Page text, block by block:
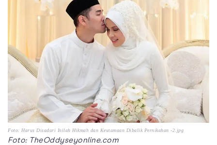
Foto: Harus Disadari Inilah Hikmah dan Keutamaan Dibalik Pernikahan -2.jpg
Foto: TheOddyseyonline.com